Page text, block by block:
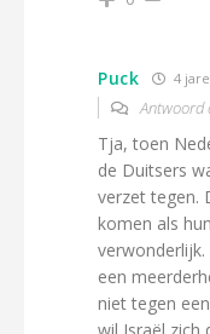
Puck 4
Antwoord
Tja, toen
de Duitsers
verzet tegen.
komen als
een
niet tegen